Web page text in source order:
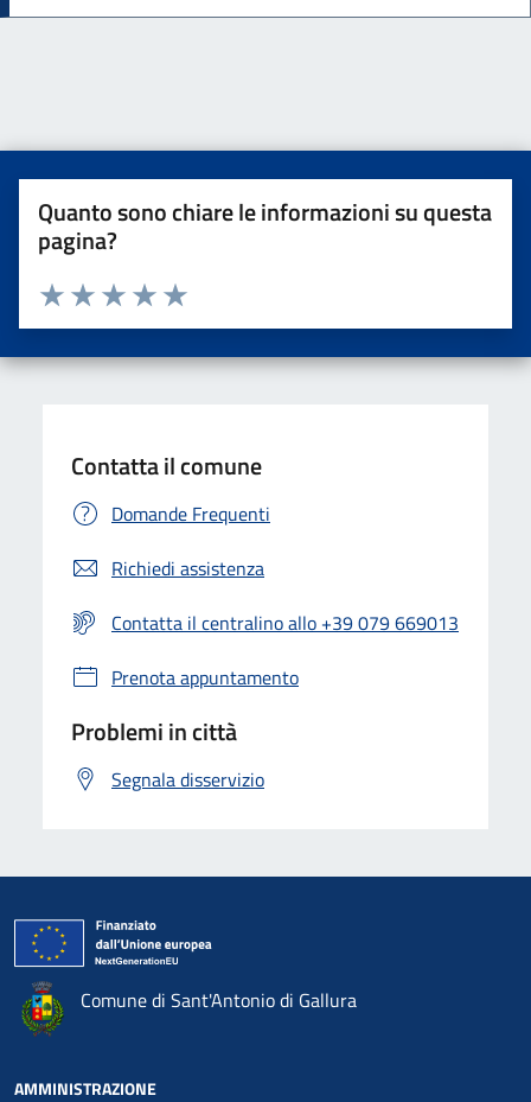
Quanto sono chiare le informazioni su questa
pagina?
Valuta da 1 a 5 stelle la pagina
Valuta 5 stelle su 5
Valuta 4 stelle su 5
Valuta 3 stelle su 5
Valuta 2 stelle su 5
Valuta una stella su 5
Contatta il comune
Domande Frequenti
Richiedi assistenza
Contatta il centralino allo +39 079 669013
Prenota appuntamento
Problemi in città
Segnala disservizio
Comune di Sant'Antonio di Gallura
AMMINISTRAZIONE